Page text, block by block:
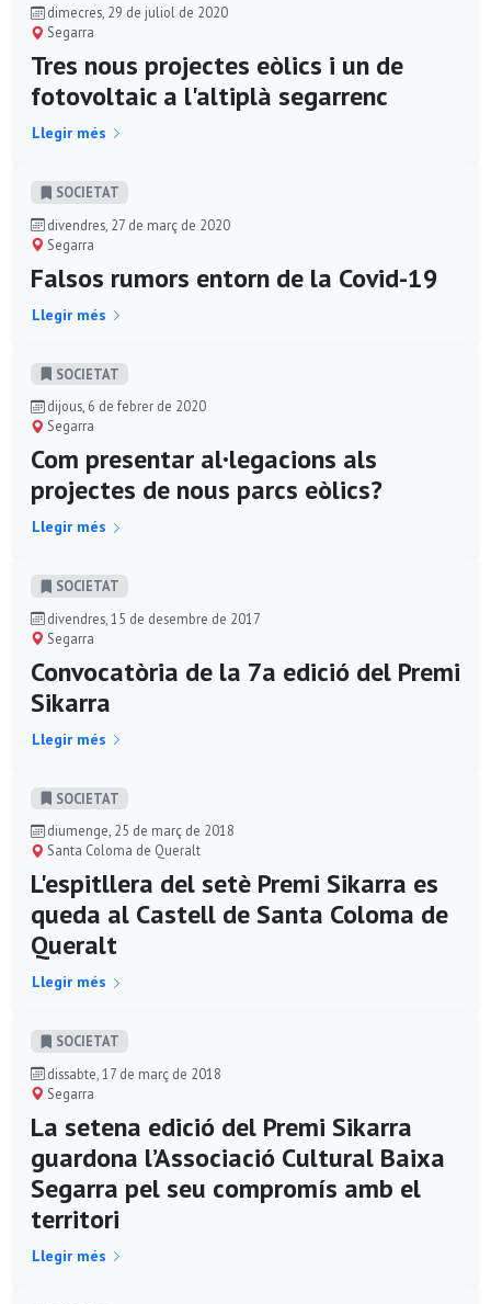
dimecres, 29 de juliol de 2020
Segarra
Tres nous projectes eòlics i un de
fotovoltaic a l'altiplà segarrenc
Llegir més
SOCIETAT
divendres, 27 de març de 2020
Segarra
Falsos rumors entorn de la Covid-19
Llegir més
SOCIETAT
dijous, 6 de febrer de 2020
Segarra
Com presentar al·legacions als
projectes de nous parcs eòlics?
Llegir més
SOCIETAT
divendres, 15 de desembre de 2017
Segarra
Convocatòria de la 7a edició del Premi
Sikarra
Llegir més
SOCIETAT
diumenge, 25 de març de 2018
Santa Coloma de Queralt
L'espitllera del setè Premi Sikarra es
queda al Castell de Santa Coloma de
Queralt
Llegir més
SOCIETAT
dissabte, 17 de març de 2018
Segarra
La setena edició del Premi Sikarra
guardona l’Associació Cultural Baixa
Segarra pel seu compromís amb el
territori
Llegir més